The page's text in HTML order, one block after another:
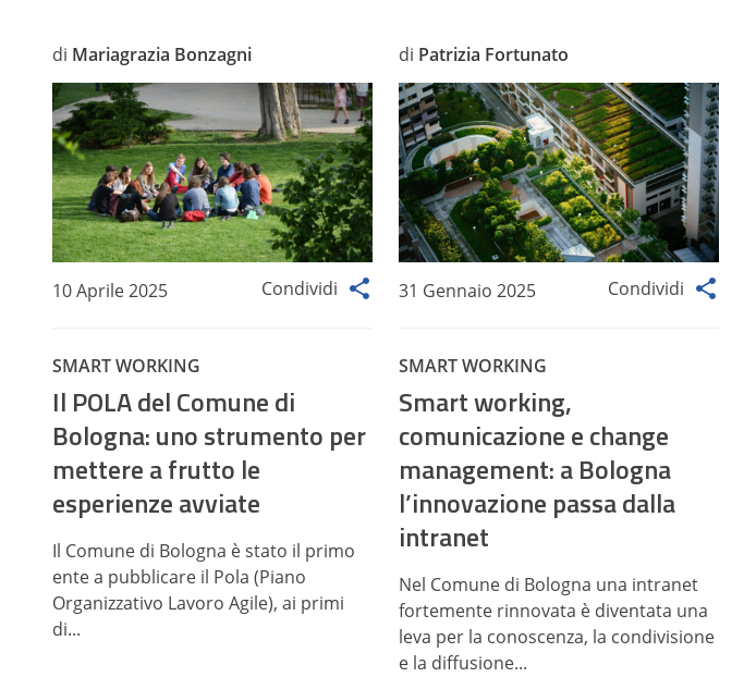
di Mariagrazia Bonzagni
10 Aprile 2025 Condividi
di Patrizia Fortunato
31 Gennaio 2025 Condividi
SMART WORKING
Il POLA del Comune di
Bologna: uno strumento per
mettere a frutto le
esperienze avviate
Il Comune di Bologna è stato il primo
ente a pubblicare il Pola (Piano
Organizzativo Lavoro Agile), ai primi
di...
SMART WORKING
Smart working,
comunicazione e change
management: a Bologna
l’innovazione passa dalla
intranet
Nel Comune di Bologna una intranet
fortemente rinnovata è diventata una
leva per la conoscenza, la condivisione
e la diffusione...